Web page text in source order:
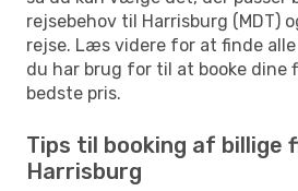
rejsebehov til Harrisburg (MDT)
rejse. Læs videre for at finde
du har brug for til at booke dine
bedste pris.
Tips til booking af billige
Harrisburg